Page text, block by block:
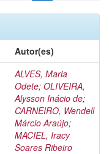
Autor(es)
ALVES, Maria
Odete; OLIVEIRA,
Alysson Inácio de;
CARNEIRO, Wendell
Márcio Araújo;
MACIEL, Iracy
Soares Ribeiro